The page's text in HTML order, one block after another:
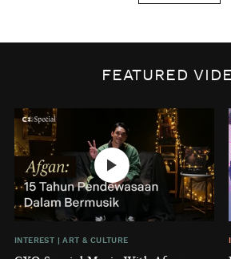
Biaya
KONTRIBUTOR CXO
INTEREST|HOME
No Place Like:
Cidulang
KONTRIBUTOR CXO
GENERAL
FEATURED
INTEREST |ART & CULTURE